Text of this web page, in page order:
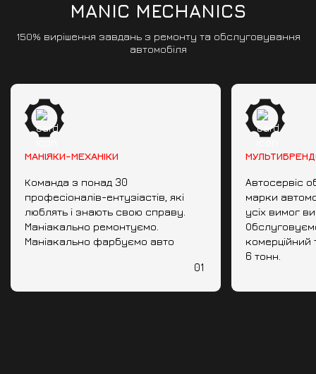
MANIC MECHANICS
150% вирішення завдань з ремонту та обслуговування
автомобіля
МАНІЯКИ-МЕХАНІКИ
Команда з понад 30
професіоналів-ентузіастів, які
люблять і знають свою справу.
Маніакально ремонтуємо.
Маніакально фарбуємо авто
01
Автосервіс
марки
усіх вимог
комерційний
6 тонн.